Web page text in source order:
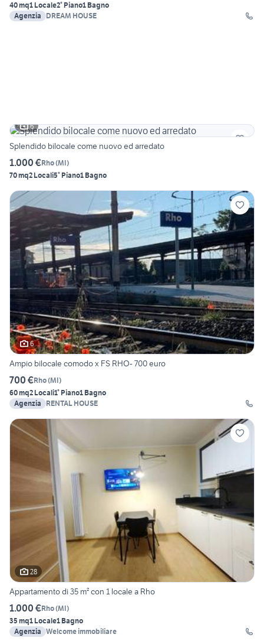
40 mq1 Locale2° Piano1 Bagno
Agenzia
DREAM HOUSE
6
Splendido bilocale come nuovo ed arredato
1.000 €Rho(MI)
70 mq2 Locali5° Piano1 Bagno
6
Ampio bilocale comodo x FS RHO- 700 euro
700 €Rho(MI)
60 mq2 Locali1° Piano1 Bagno
Agenzia
RENTAL HOUSE
28
Appartamento di 35 m² con 1 locale a Rho
1.000 €Rho(MI)
35 mq1 Locale1 Bagno
Agenzia Welcome immobiliare